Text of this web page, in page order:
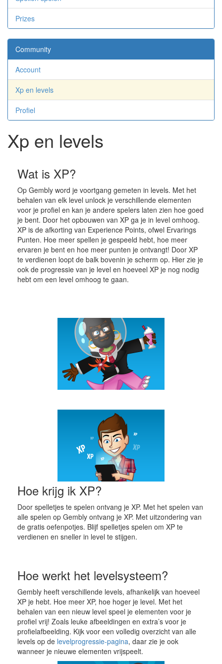
Prizes
Community
Account
Xp en levels
Profiel
Xp en levels
Wat is XP?
Op Gembly word je voortgang gemeten in levels. Met het
behalen van elk level unlock je verschillende elementen
voor je profiel en kan je andere spelers laten zien hoe goed
je bent. Door het opbouwen van XP ga je in level omhoog.
XP is de afkorting van Experience Points, ofwel Ervarings
Punten. Hoe meer spellen je gespeeld hebt, hoe meer
ervaren je bent en hoe meer punten je ontvangt! Door XP
te verdienen loopt de balk bovenin je scherm op. Hier zie je
ook de progressie van je level en hoeveel XP je nog nodig
hebt om een level omhoog te gaan.
Hoe krijg ik XP?
Door spelletjes te spelen ontvang je XP. Met het spelen van
alle spelen op Gembly ontvang je XP. Met uitzondering van
de gratis oefenpotjes. Blijf spelletjes spelen om XP te
verdienen en sneller in level te stijgen.
Hoe werkt het levelsysteem?
Gembly heeft verschillende levels, afhankelijk van hoeveel
XP je hebt. Hoe meer XP, hoe hoger je level. Met het
behalen van een nieuw level speel je elementen voor je
profiel vrij! Zoals leuke afbeeldingen en extra’s voor je
profielafbeelding. Kijk voor een volledig overzicht van alle
levels op de levelprogressie-pagina, daar zie je ook
wanneer je nieuwe elementen vrijspeelt.